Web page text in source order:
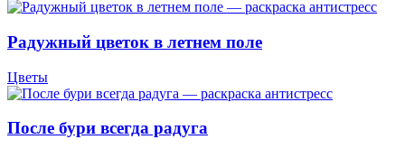
Радужный цветок в летнем поле
Цветы
После бури всегда радуга